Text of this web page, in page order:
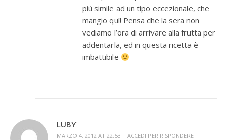
più simile ad un tipo eccezionale, che
mangio quì! Pensa che la sera non
vediamo l’ora di arrivare alla frutta per
addentarla, ed in questa ricetta è
imbattibile
LUBY
MARZO 4, 2012 AT 22:53 ACCEDI PER RISPONDERE